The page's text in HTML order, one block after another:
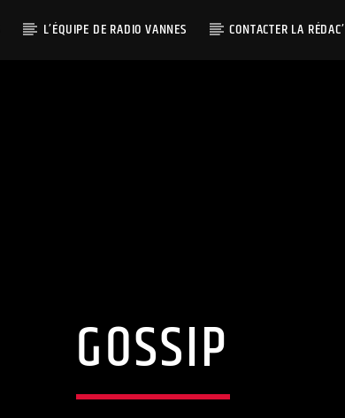
L’ÉQUIPE DE RADIO VANNES CONTACTER LA RÉDAC’
GOSSIP